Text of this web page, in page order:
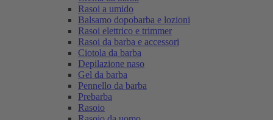
Rasoi a umido
Balsamo dopobarba e lozioni
Rasoi elettrico e trimmer
Rasoi da barba e accessori
Ciotola da barba
Depilazione naso
Gel da barba
Pennello da barba
Prebarba
Rasoio